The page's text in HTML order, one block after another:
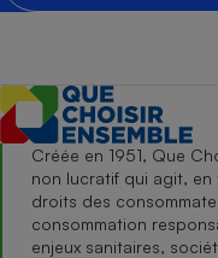
Créée en 1951, Que
non lucratif qui agit,
droits des
consommation
enjeux sanitaires,